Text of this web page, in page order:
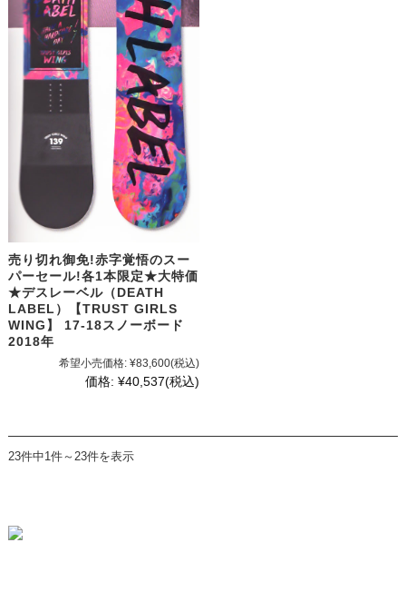
売り切れ御免!赤字覚悟のスー
パーセール!各1本限定★大特価
★デスレーベル（DEATH
LABEL）【TRUST GIRLS
WING】 17-18スノーボード
2018年
希望小売価格: ¥83,600(税込)
価格: ¥40,537(税込)
23件中1件～23件を表示